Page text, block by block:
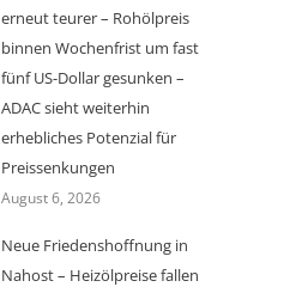
erneut teurer – Rohölpreis
binnen Wochenfrist um fast
fünf US-Dollar gesunken –
ADAC sieht weiterhin
erhebliches Potenzial für
Preissenkungen
August 6, 2026
Neue Friedenshoffnung in
Nahost – Heizölpreise fallen